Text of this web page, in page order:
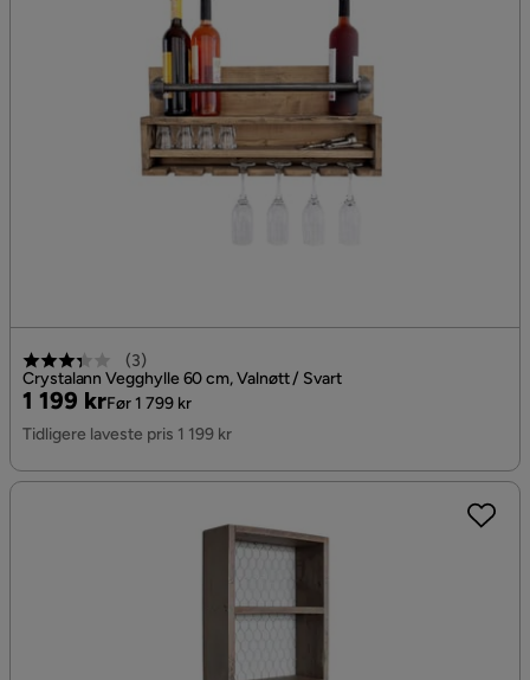
(3)
Crystalann Vegghylle 60 cm, Valnøtt / Svart
Pris
1 199 kr
Original
Pris
Før 1 799 kr
Tidligere laveste pris 1 199 kr